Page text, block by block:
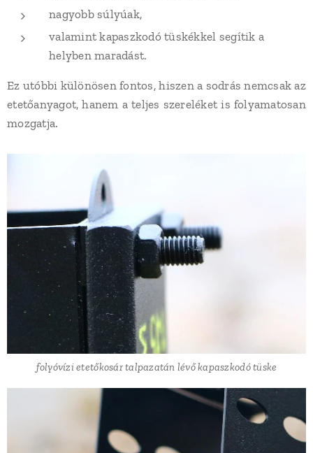
nagyobb súlyúak,
valamint kapaszkodó tüskékkel segítik a
helyben maradást.
Ez utóbbi különösen fontos, hiszen a sodrás nemcsak az
etetőanyagot, hanem a teljes szereléket is folyamatosan
mozgatja.
folyóvízi etetőkosár talpazatán lévő kapaszkodó tüske